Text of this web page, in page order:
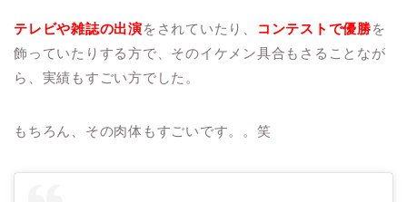
テレビや雑誌の出演をされていたり、 コンテストで優勝を
飾っていたりする方で、そのイケメン具合もさることなが
ら、実績もすごい方でした。
もちろん、その肉体もすごいです。。笑